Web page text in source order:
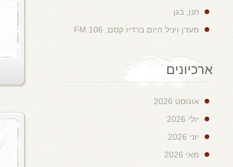
חנן, בגן
מעדן ויניל היום ברדיו קסם, 106 FM
ארכיונים
אוגוסט 2026
יולי 2026
יוני 2026
מאי 2026